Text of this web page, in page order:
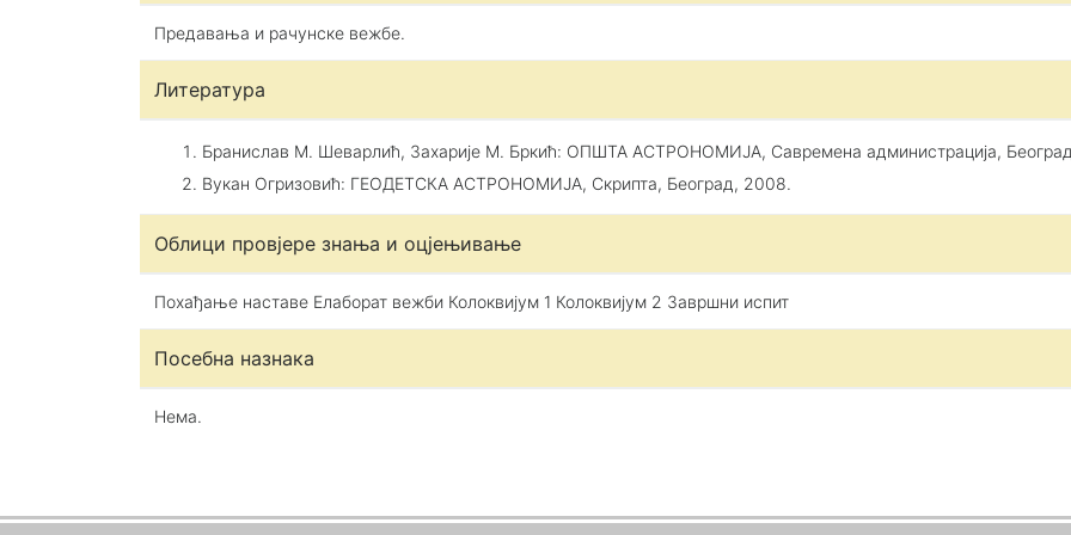
Предавања и рачунске вежбе.
Литература
Бранислав М. Шеварлић, Захарије М. Бркић: ОПШТА АСТРОНОМИЈА, Савремена администрација,
Вукан Огризовић: ГЕОДЕТСКА АСТРОНОМИЈА, Скрипта, Београд, 2008.
Облици провјере знања и оцјењивање
Похађање наставе Елаборат вежби Колоквијум 1 Колоквијум 2 Завршни испит
Посебна назнака
Нема.